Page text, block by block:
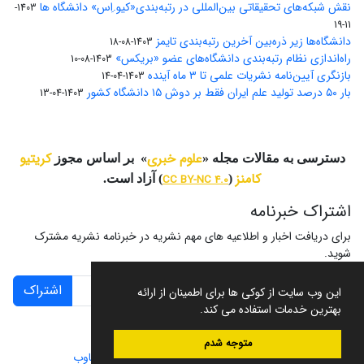
این وب سایت از کوکی ها برای اطمینان از ارائه
بهترین خدمات استفاده می کند.
متوجه شدم
نقش شبکه‌های تحقیقاتی بین‌المللی در رتبه‌بندی«کیو.اِس» دانشگاه ها
1403-
11-19
دانشگاه‌ها زیر ذره‌بین آخرین رتبه‌بندی تایمز 1403-08-18
راه‌اندازی نظام رتبه‌بندی دانشگاه‌‌های عضو «بریکس» 1403-08-10
بازنگری آیین‌نامه نشریات علمی تا ۳ ماه آینده 1403-04-14
بار ۵۰ درصد تولید علم ایران فقط بر دوش ۱۵ دانشگاه کشور 1403-04-13
دسترسی به مقالات مجله «علوم خبری» بر اساس مجوزکریتیو
کامنز (
CC BY-NC 4.0) آزاد است.
اشتراک خبرنامه
برای دریافت اخبار و اطلاعیه های مهم نشریه در خبرنامه نشریه مشترک
شوید.
اشتراک
سامانه مدیریت نشریات علمی.طراحی و پیاده سازی از سیناوب